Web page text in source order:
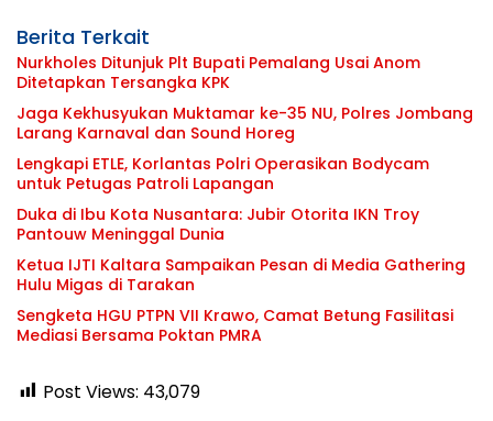
Berita Terkait
Nurkholes Ditunjuk Plt Bupati Pemalang Usai Anom
Ditetapkan Tersangka KPK
Jaga Kekhusyukan Muktamar ke-35 NU, Polres Jombang
Larang Karnaval dan Sound Horeg
Lengkapi ETLE, Korlantas Polri Operasikan Bodycam
untuk Petugas Patroli Lapangan
Duka di Ibu Kota Nusantara: Jubir Otorita IKN Troy
Pantouw Meninggal Dunia
Ketua IJTI Kaltara Sampaikan Pesan di Media Gathering
Hulu Migas di Tarakan
Sengketa HGU PTPN VII Krawo, Camat Betung Fasilitasi
Mediasi Bersama Poktan PMRA
Post Views: 43,079